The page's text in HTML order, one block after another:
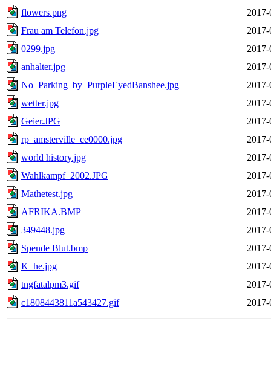
flowers.png
Frau am Telefon.jpg
0299.jpg
anhalter.jpg
No_Parking_by_PurpleEyedBanshee.jpg
wetter.jpg
Geier.JPG
rp_amsterville_ce0000.jpg
world history.jpg
Wahlkampf_2002.JPG
Mathetest.jpg
AFRIKA.BMP
349448.jpg
Spende Blut.bmp
K_he.jpg
tngfatalpm3.gif
c1808443811a543427.gif